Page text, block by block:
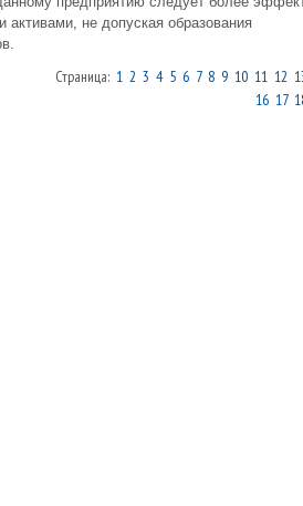
акти­вами, не допуская образования
Страница: 1 2 3 4 5 6 7 8 9 10 11 12
16 17